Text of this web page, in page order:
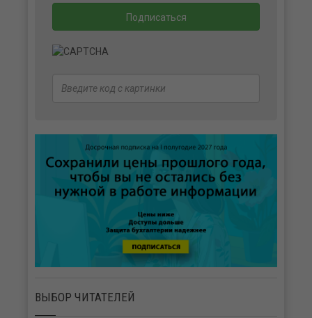
ВЫБОР ЧИТАТЕЛЕЙ